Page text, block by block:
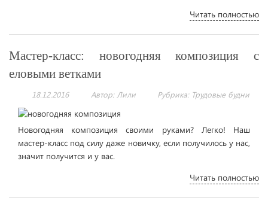
Читать полностью
Мастер-класс: новогодняя композиция с
еловыми ветками
18.12.2016 Автор: Лили Рубрика: Трудовые будни
Новогодняя композиция своими руками? Легко! Наш
мастер-класс под силу даже новичку, если получилось у нас,
значит получится и у вас.
Читать полностью